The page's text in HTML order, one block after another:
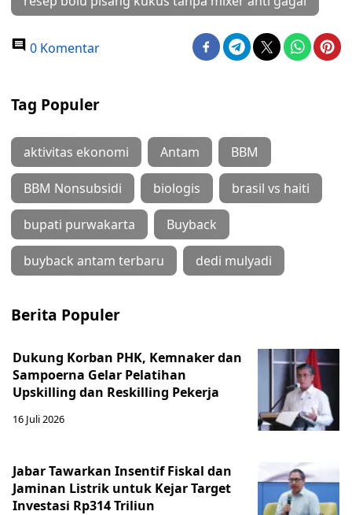
0 Komentar
Tag Populer
aktivitas ekonomi Antam BBM
BBM Nonsubsidi biologis brasil vs haiti
bupati purwakarta Buyback
buyback antam terbaru dedi mulyadi
Berita Populer
Dukung Korban PHK, Kemnaker dan
Sampoerna Gelar Pelatihan
Upskilling dan Reskilling Pekerja
16 Juli 2026
Jabar Tawarkan Insentif Fiskal dan
Jaminan Listrik untuk Kejar Target
Investasi Rp314 Triliun